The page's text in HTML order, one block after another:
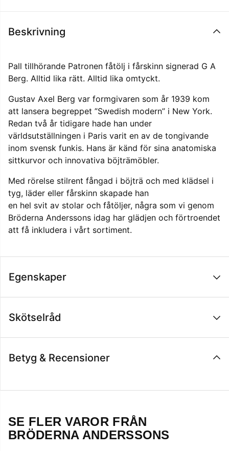
Beskrivning
Pall tillhörande Patronen fåtölj i fårskinn signerad G A
Berg. Alltid lika rätt. Alltid lika omtyckt.
Gustav Axel Berg var formgivaren som år 1939 kom
att lansera begreppet ”Swedish modern” i New York.
Redan två år tidigare hade han under
världsutställningen i Paris varit en av de tongivande
inom svensk funkis. Hans är känd för sina anatomiska
sittkurvor och innovativa böjträmöbler.
Med rörelse stilrent fångad i böjträ och med klädsel i
tyg, läder eller fårskinn skapade han
en hel svit av stolar och fåtöljer, några som vi genom
Bröderna Anderssons idag har glädjen och förtroendet
att få inkludera i vårt sortiment.
Egenskaper
Skötselråd
Betyg & Recensioner
SE FLER VAROR FRÅN
BRÖDERNA ANDERSSONS